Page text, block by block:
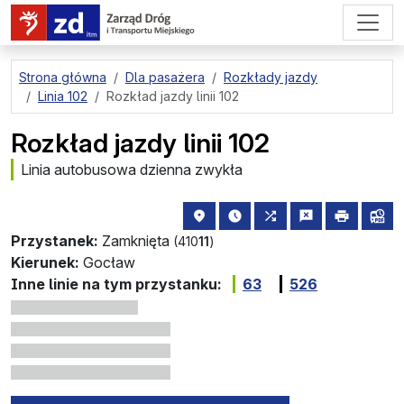
przejdź do treści strony
Strona główna Dla pasażera
Rozkłady jazdy
Linia 102
Rozkład jazdy linii 102
Rozkład jazdy linii 102
Linia autobusowa dzienna zwykła
Przystanek: Zamknięta (41011)
lokalizacja przystanku na mapie
najbliższe odjazdy z tego
wszystkie linie
zgłośdrukuj
Kierunek: Gocław
Inne linie na tym przystanku:
63 526